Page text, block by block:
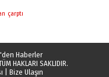
çarptı
Haberler
HAKLARI SAKLIDIR.
Bize Ulaşın